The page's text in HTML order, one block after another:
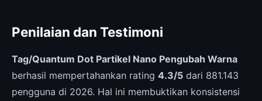
Penilaian dan Testimoni
Tag/Quantum Dot Partikel Nano Pengubah Warna
berhasil mempertahankan rating 4.3/5 dari 881.143
pengguna di 2026. Hal ini membuktikan konsistensi